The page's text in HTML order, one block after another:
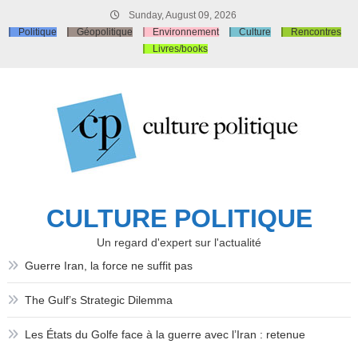
Sunday, August 09, 2026
Politique
Géopolitique Environnement Culture
Rencontres
Livres/books
CULTURE POLITIQUE
Un regard d'expert sur l'actualité
Guerre Iran, la force ne suffit pas
The Gulf’s Strategic Dilemma
Les États du Golfe face à la guerre avec l’Iran : retenue